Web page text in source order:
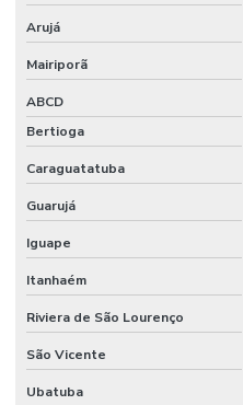
Fornecedor De Embalagens
Fornecedor De Filme Técnico Sob
Fornecedor De Filmes Técnicos
Fornecedor De Grãos De Plástico
Fornecedor De Grãos De
Fornecedor De Plásticos
Fornecedor De Sacos Plásticos
Fornecedores De Bobinas E
Arujá
Mairiporã
ABCD
Bertioga
Caraguatatuba
Guarujá
Iguape
Itanhaém
Riviera de São Lourenço
São Vicente
Ubatuba